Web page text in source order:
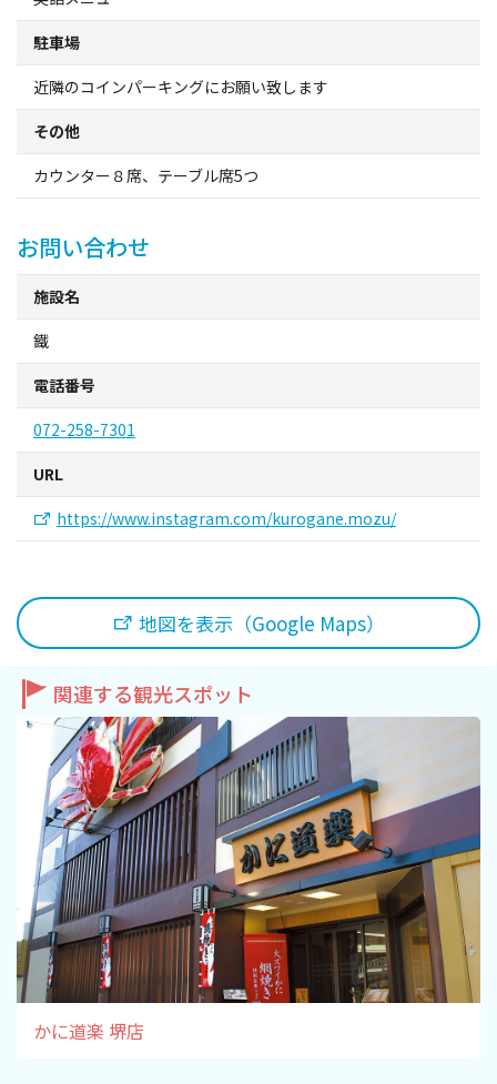
旅行業約款及びご旅行条件書について
リンク集
for Business
駐車場
近隣のコインパーキングにお願い致します
その他
カウンター８席、テーブル席5つ
お問い合わせ
施設名
鐵
電話番号
072-258-7301
URL
https://www.instagram.com/kurogane.mozu/
地図を表示（Google Maps）
関連する観光スポット
かに道楽 堺店